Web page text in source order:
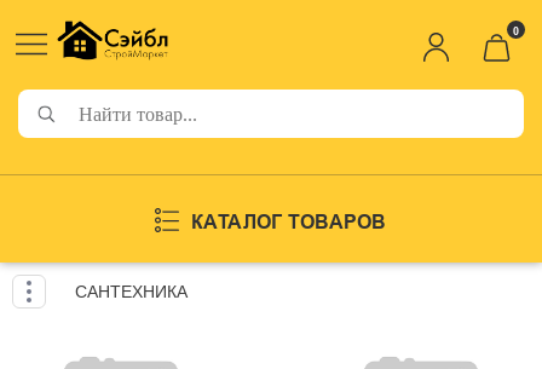
0
КАТАЛОГ ТОВАРОВ
САНТЕХНИКА